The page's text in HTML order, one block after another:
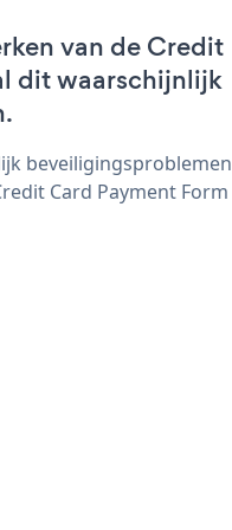
van de Credit
dit waarschijnlijk
beveiligingsproblemen
Card Payment Form